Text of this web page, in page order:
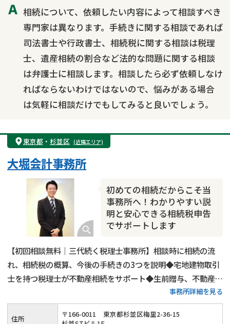
相続人調査
相続財産調査
不動産評価(相続不動産)
相続トラブル
相続について、依頼したい内容によって相談すべき
専門家は異なります。手続きに関する相談であれば
司法書士や行政書士、相続税に関する相談は税理
士、遺産相続の割合など法的な問題に関する相談
は弁護士に相談します。相談したら必ず依頼しなけ
ればならないわけではないので、悩みがある場合
は気軽に相談だけでもしてみると良いでしょう。
東京都 ・ 杉並区 (近隣エリア)
初めての相続だからこそ当
事務所へ！わかりやすい説
明と安心できる相続税申告
でサポートします
大堀会計事務所
【初回相談無料｜三代続く税理士事務所】相談時に相続の流
れ、相続税の概算、今後の手続きの3つを説明◆宅地建物取引
士を持つ税理士が不動産相続をサポート◆生前贈与、不動産活
用、遺言書作成といった生前対策も得意◆土日祝日相談（要予
約）とオンライン面談にも対応している忙しい方が相談しやす
い税理士事務所です。
事務所詳細を見る
住所 〒166-0011
東京都杉並区梅里2-36-15